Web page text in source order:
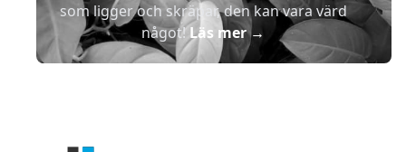
som ligger och skräpar, den kan vara värd
något!Läs mer→